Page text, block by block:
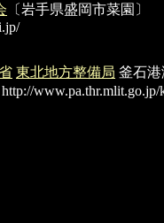
〔岩手県盛岡市菜園〕
東北地方整備局 釜石
http://www.pa.thr.mlit.go.jp/